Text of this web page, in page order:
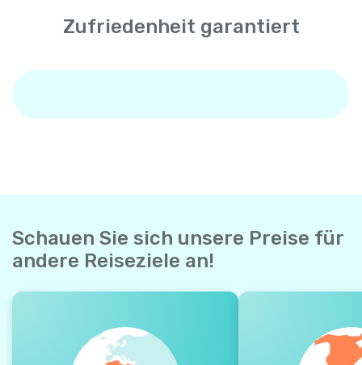
Zufriedenheit garantiert
Schauen Sie sich unsere Preise für
andere Reiseziele an!